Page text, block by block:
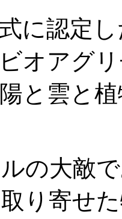
に認定
オアグ
と雲と
の大敵
り寄せ